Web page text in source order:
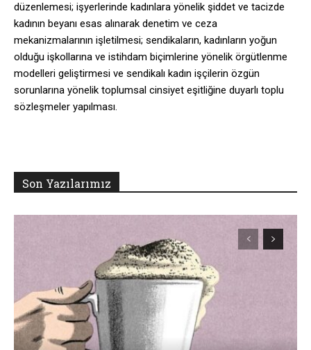
düzenlemesi; işyerlerinde kadınlara yönelik şiddet ve tacizde
kadının beyanı esas alınarak denetim ve ceza
mekanizmalarının işletilmesi; sendikaların, kadınların yoğun
olduğu işkollarına ve istihdam biçimlerine yönelik örgütlenme
modelleri geliştirmesi ve sendikalı kadın işçilerin özgün
sorunlarına yönelik toplumsal cinsiyet eşitliğine duyarlı toplu
sözleşmeler yapılması.
Son Yazılarımız